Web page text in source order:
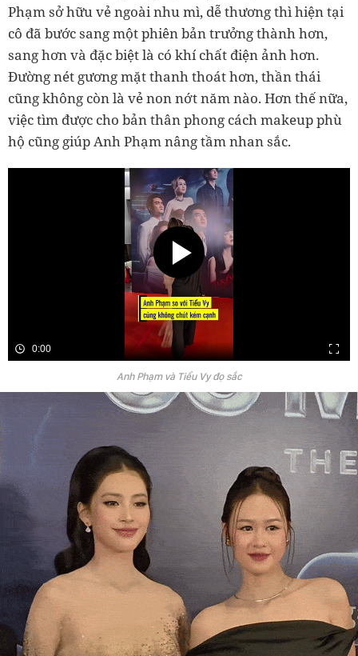
Phạm sở hữu vẻ ngoài nhu mì, dễ thương thì hiện tại
cô đã bước sang một phiên bản trưởng thành hơn,
sang hơn và đặc biệt là có khí chất điện ảnh hơn.
Đường nét gương mặt thanh thoát hơn, thần thái
cũng không còn là vẻ non nớt năm nào. Hơn thế nữa,
việc tìm được cho bản thân phong cách makeup phù
hộ cũng giúp Anh Phạm nâng tầm nhan sắc.
0:00
Anh Phạm và Tiểu Vy đọ sắc